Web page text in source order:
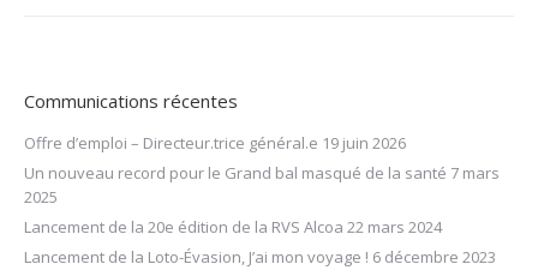
Communications récentes
Offre d’emploi – Directeur.trice général.e 19 juin 2026
Un nouveau record pour le Grand bal masqué de la santé 7 mars
2025
Lancement de la 20e édition de la RVS Alcoa 22 mars 2024
Lancement de la Loto-Évasion, J’ai mon voyage ! 6 décembre 2023